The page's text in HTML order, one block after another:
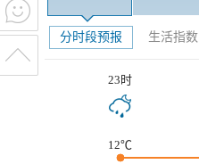
分时段预报 生活指数
23时
12℃